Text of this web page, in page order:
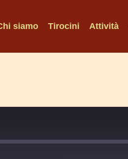
siamo Tirocini Attività